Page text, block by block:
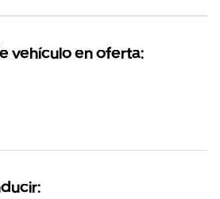
vehículo en oferta: